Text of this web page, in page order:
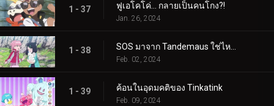
1 - 37 ฟูเอโคโค่... กลายเป็นคนโกง?!
Jan. 26, 2024
1 - 38
Feb. 02, 2024
1 - 39 ค้อนในอุดมคติของ Tinkatink
Feb. 09, 2024